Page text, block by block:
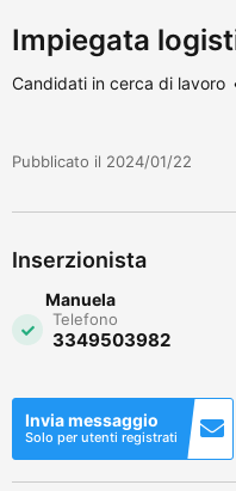
Impiegata
Candidati in cerca di lavoro
Pubblicato il 2024/01/22
Inserzionista
Manuela
Telefono
3349503982
Invia messaggio
Solo per utenti registrati